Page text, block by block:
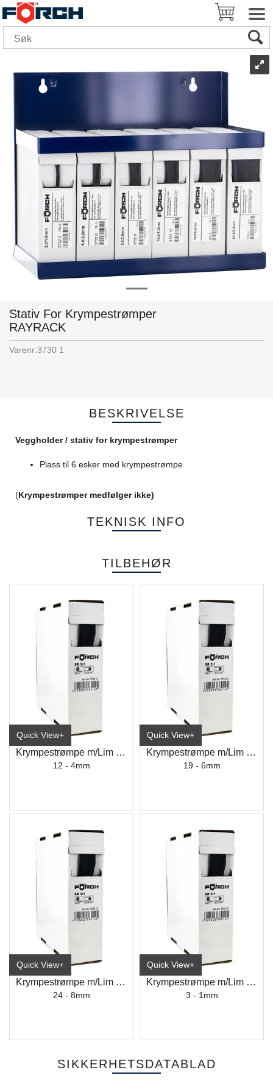
Stativ For Krympestrømper
RAYRACK
Varenr:3730 1
BESKRIVELSE
Veggholder / stativ for krympestrømper
Plass til 6 esker med krympestrømpe
(Krympestrømper medfølger ikke)
TEKNISK INFO
TILBEHØR
Quick View+
Krympestrømpe m/Lim 12-4 (2,5M)
12 - 4mm
Quick View+
Krympestrømpe m/Lim 19-6 (2M)
19 - 6mm
Quick View+
Krympestrømpe m/Lim 24-8 (1,5M)
24 - 8mm
Quick View+
Krympestrømpe m/Lim 3-1 (5M)
3 - 1mm
SIKKERHETSDATABLAD